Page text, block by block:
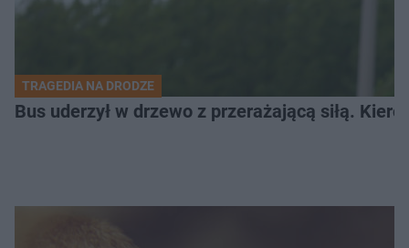
TRAGEDIA NA DRODZE
Bus uderzył w drzewo z przerażającą siłą.